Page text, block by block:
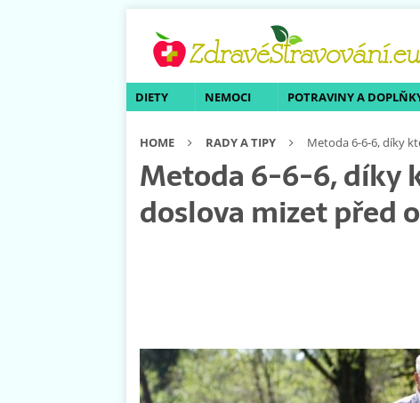
DIETY NEMOCI POTRAVINY A
HOME RADY A TIPY Metoda 6-6-6, díky
Metoda 6-6-6, díky
doslova mizet před